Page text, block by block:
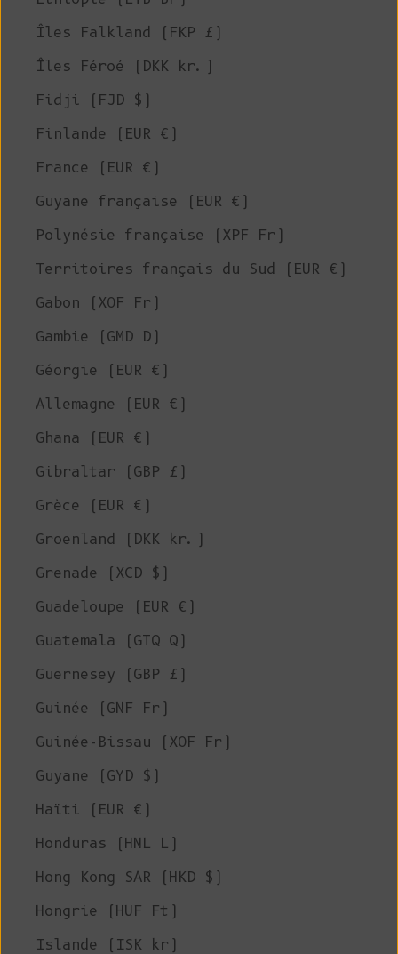
Îles Falkland (FKP £)
Îles Féroé (DKK kr.)
Fidji (FJD $)
Finlande (EUR €)
France (EUR €)
Guyane française (EUR €)
Polynésie française (XPF Fr)
Territoires français du Sud (EUR €)
Gabon (XOF Fr)
Gambie (GMD D)
Géorgie (EUR €)
Allemagne (EUR €)
Ghana (EUR €)
Gibraltar (GBP £)
Grèce (EUR €)
Groenland (DKK kr.)
Grenade (XCD $)
Guadeloupe (EUR €)
Guatemala (GTQ Q)
Guernesey (GBP £)
Guinée (GNF Fr)
Guinée-Bissau (XOF Fr)
Guyane (GYD $)
Haïti (EUR €)
Honduras (HNL L)
Hong Kong SAR (HKD $)
Hongrie (HUF Ft)
Islande (ISK kr)